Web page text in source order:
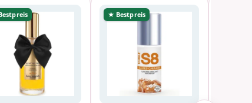
★ Bestpreis